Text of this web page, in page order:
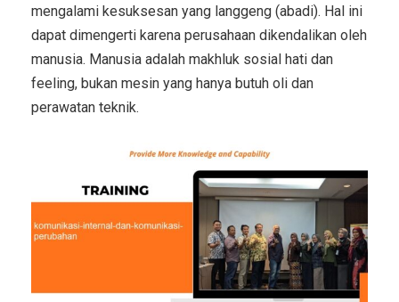
mengalami kesuksesan yang langgeng (abadi). Hal ini
dapat dimengerti karena perusahaan dikendalikan oleh
manusia. Manusia adalah makhluk sosial hati dan
feeling, bukan mesin yang hanya butuh oli dan
perawatan teknik.